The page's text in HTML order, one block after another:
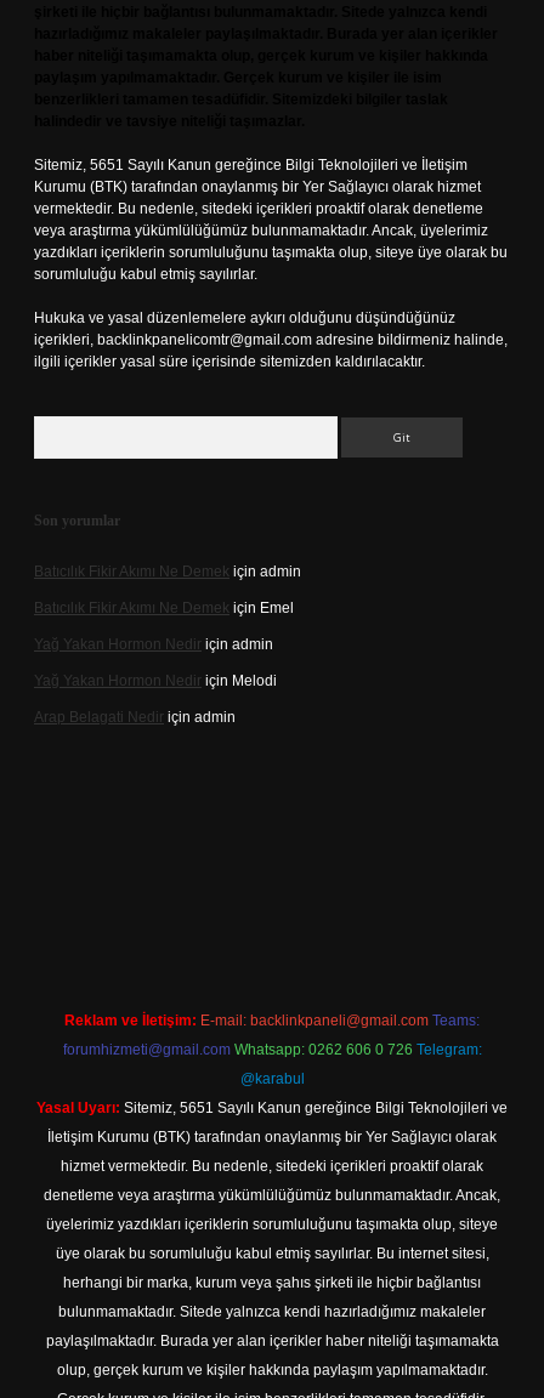
Sitemiz, 5651 Sayılı Kanun gereğince Bilgi Teknolojileri ve İletişim
Kurumu (BTK) tarafından onaylanmış bir Yer Sağlayıcı olarak hizmet
vermektedir. Bu nedenle, sitedeki içerikleri proaktif olarak denetleme
veya araştırma yükümlülüğümüz bulunmamaktadır. Ancak, üyelerimiz
yazdıkları içeriklerin sorumluluğunu taşımakta olup, siteye üye olarak bu
sorumluluğu kabul etmiş sayılırlar.
Hukuka ve yasal düzenlemelere aykırı olduğunu düşündüğünüz
içerikleri, backlinkpanelicomtr@gmail.com adresine bildirmeniz halinde,
ilgili içerikler yasal süre içerisinde sitemizden kaldırılacaktır.
Son yorumlar
Batıcılık Fikir Akımı Ne Demek için admin
Batıcılık Fikir Akımı Ne Demek için Emel
Yağ Yakan Hormon Nedir için admin
Yağ Yakan Hormon Nedir için Melodi
Arap Belagati Nedir için admin
Reklam ve İletişim: E-mail: backlinkpaneli@gmail.com Teams:
forumhizmeti@gmail.com Whatsapp: 0262 606 0 726 Telegram:
@karabul
Yasal Uyarı: Sitemiz, 5651 Sayılı Kanun gereğince Bilgi Teknolojileri ve
İletişim Kurumu (BTK) tarafından onaylanmış bir Yer Sağlayıcı olarak
hizmet vermektedir. Bu nedenle, sitedeki içerikleri proaktif olarak
denetleme veya araştırma yükümlülüğümüz bulunmamaktadır. Ancak,
üyelerimiz yazdıkları içeriklerin sorumluluğunu taşımakta olup, siteye
üye olarak bu sorumluluğu kabul etmiş sayılırlar. Bu internet sitesi,
herhangi bir marka, kurum veya şahıs şirketi ile hiçbir bağlantısı
bulunmamaktadır. Sitede yalnızca kendi hazırladığımız makaleler
paylaşılmaktadır. Burada yer alan içerikler haber niteliği taşımamakta
olup, gerçek kurum ve kişiler hakkında paylaşım yapılmamaktadır.